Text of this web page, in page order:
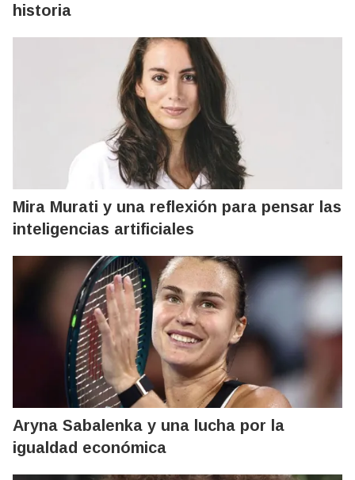
historia
Mira Murati y una reflexión para pensar las
inteligencias artificiales
Aryna Sabalenka y una lucha por la
igualdad económica